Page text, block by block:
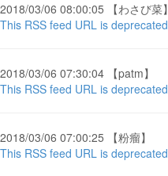
2018/03/06 08:00:05 【わさび菜】
This RSS feed URL is deprecated
2018/03/06 07:30:04 【patm】
This RSS feed URL is deprecated
2018/03/06 07:00:25 【粉瘤】
This RSS feed URL is deprecated